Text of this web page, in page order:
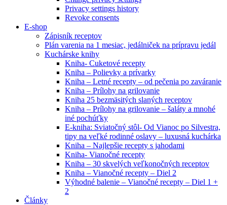
Privacy settings history
Revoke consents
E-shop
Zápisník receptov
Plán varenia na 1 mesiac, jedálniček na prípravu jedál
Kuchárske knihy
Kniha- Cuketové recepty
Kniha – Polievky a prívarky
Kniha – Letné recepty – od pečenia po zaváranie
Kniha – Prílohy na grilovanie
Kniha 25 bezmäsitých slaných receptov
Kniha – Prílohy na grilovanie – šaláty a mnohé
iné pochúťky
E-kniha: Sviatočný stôl- Od Vianoc po Silvestra,
tipy na veľké rodinné oslavy – luxusná kuchárka
Kniha – Najlepšie recepty s jahodami
Kniha- Vianočné recepty
Kniha – 30 skvelých veľkonočných receptov
Kniha – Vianočné recepty – Diel 2
Výhodné balenie – Vianočné recepty – Diel 1 +
2
Články